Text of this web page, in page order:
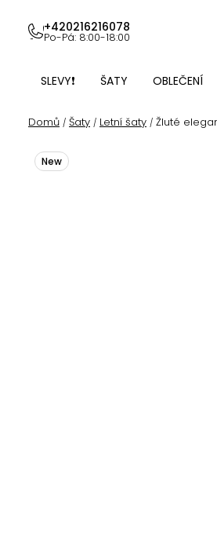
obsah
+420216216078
Po-Pá: 8:00-18:00
SLEVY❗ ŠATY OBLEČENÍ
Domů / Šaty / Letní šaty / Žluté
New